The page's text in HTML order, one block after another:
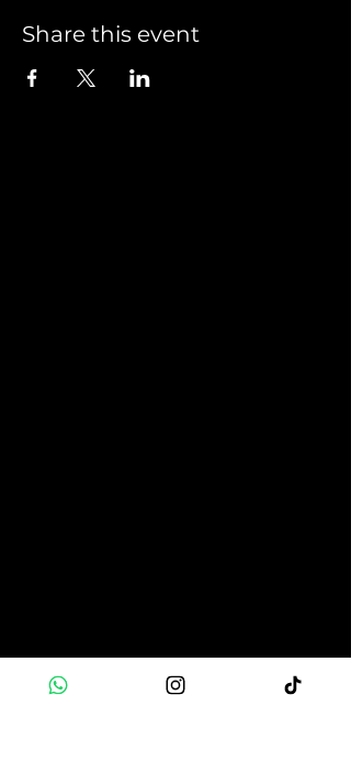
Share this event